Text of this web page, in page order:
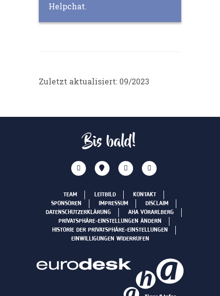
Helpchat.
Zuletzt aktualisiert: 09/2023
Bis bald!
TEAM LEITBILD
KONTAKT
SPONSOREN
IMPRESSUM
DISCLAIM
DATENSCHUTZERKLÄRUNG
AHA VORARLBERG
PRIVATSPHÄRE-EINSTELLUNGEN ÄNDERN
HISTORIE DER PRIVATSPHÄRE-EINSTELLUNGEN
EINWILLIGUNGEN WIDERRUFEN